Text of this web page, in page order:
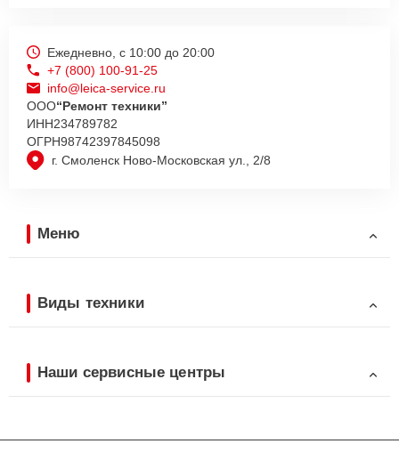
г. Смоленск Ново-Московская ул., 2/8
Ежедневно, с 10:00 до 20:00
+7 (800) 100-91-25
info@leica-service.ru
ООО“Ремонт техники”
ИНН234789782
ОГРН98742397845098
Меню
Виды техники
Наши сервисные центры